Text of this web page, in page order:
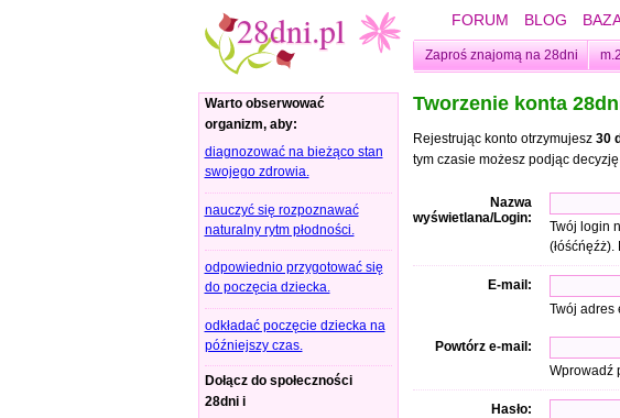
FORUM BLOG
Zaproś znajomą na 28dni
Warto obserwować
organizm, aby:
diagnozować na bieżąco stan
swojego zdrowia.
nauczyć się rozpoznawać
naturalny rytm płodności.
odpowiednio przygotować się
do poczęcia dziecka.
odkładać poczęcie dziecka na
późniejszy czas.
Dołącz do społeczności
28dni i
Tworzenie konta
Rejestrując konto otrzymujesz 30
tym czasie możesz podjąc
Nazwa
wyświetlana/Login:
Twój login
E-mail:
Twój adres
Powtórz e-mail:
Wprowadź
Hasło: